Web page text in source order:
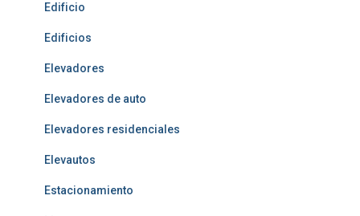
Edificio
Edificios
Elevadores
Elevadores de auto
Elevadores residenciales
Elevautos
Estacionamiento